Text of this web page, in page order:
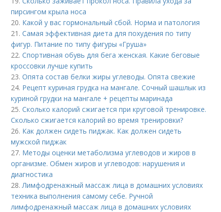
пирсингом крыла носа
20. Какой у вас гормональный сбой. Норма и патология
21.Самая эффективная диета для похудения по типу
фигур. Питание по типу фигуры «Груша»
22.Спортивная обувь для бега женская. Какие беговые
кроссовки лучше купить
23.Опята состав белки жиры углеводы. Опята свежие
24. Рецепт куриная грудка на мангале. Сочный шашлык из
куриной грудки на мангале + рецепты маринада
25.Сколько калорий сжигается при круговой тренировке.
Сколько сжигается калорий во время тренировки?
26. Как должен сидеть пиджак. Как должен сидеть
мужской пиджак
27. Методы оценки метаболизма углеводов и жиров в
организме. Обмен жиров и углеводов: нарушения и
диагностика
28.Лимфодренажный массаж лица в домашних условиях
техника выполнения самому себе. Ручной
лимфодренажный массаж лица в домашних условиях